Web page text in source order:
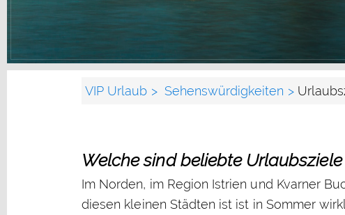
VIP Urlaub Sehenswürdigkeiten
Welche sind beliebte Urlaubsziele
Im Norden, im Region Istrien und Kvarner
diesen kleinen Städten ist ist in Sommer